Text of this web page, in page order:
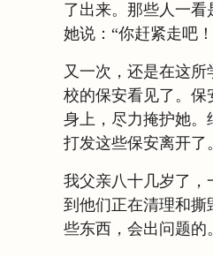
了出来。那些人一
她说：“你赶紧走吧
又一次，还是在这
校的保安看见了。保
身上，尽力掩护她。
打发这些保安离开了
我父亲八十几岁了
到他们正在清理和撕
些东西，会出问题的